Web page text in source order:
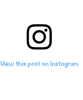
View this post on Instagram